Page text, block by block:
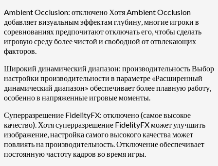
Ambient Occlusion: отключено Хотя Ambient Occlusion
добавляет визуальным эффектам глубину, многие игроки в
соревнованиях предпочитают отключать его, чтобы сделать
игровую среду более чистой и свободной от отвлекающих
факторов.
Широкий динамический диапазон: производительность Выбор
настройки производительности в параметре «Расширенный
динамический диапазон» обеспечивает более плавную работу,
особенно в напряженные игровые моменты.
Суперразрешение FidelityFX: отключено (самое высокое
качество). Хотя суперразрешение FidelityFX может улучшить
изображение, настройка самого высокого качества может
повлиять на производительность. Отключение обеспечивает
постоянную частоту кадров во время игры.